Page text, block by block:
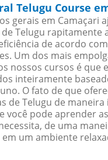
Telugu Course
gerais em Camaçari
Telugu rapitamente
de acordo
Um dos mais
nossos cursos é que
inteiramente
O fato de que
de Telugu de
você pode aprender
de uma
um ambiente